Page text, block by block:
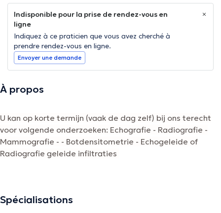
Indisponible pour la prise de rendez-vous en
ligne
Indiquez à ce praticien que vous avez cherché à
prendre rendez-vous en ligne.
Envoyer une demande
À propos
U kan op korte termijn (vaak de dag zelf) bij ons terecht
voor volgende onderzoeken: Echografie - Radiografie -
Mammografie - - Botdensitometrie - Echogeleide of
Radiografie geleide infiltraties
La description a été éditée par l'équipe de Doctoranytime et se base sur des
Spécialisations